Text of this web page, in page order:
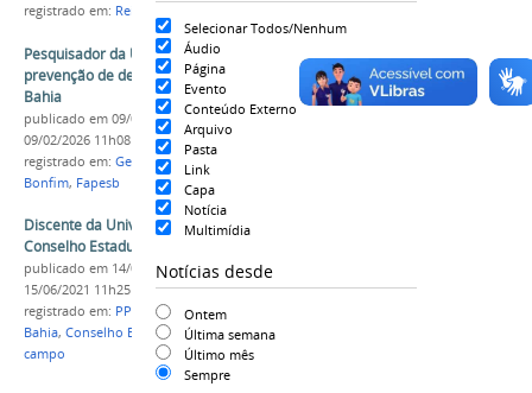
Selecionar Todos/Nenhum
Áudio
Página
Evento
Conteúdo Externo
Arquivo
Pasta
Link
Capa
Notícia
Multimídia
Notícias desde
Ontem
Última semana
Último mês
Sempre
registrado em: Reitoria
Pesquisador da Univasf desenvolve estudo para
prevenção de deslizamentos e inundações na
Bahia
publicado em 09/02/2026 —última modificação
09/02/2026 11h08
registrado em: Geologia, Pesquisa
Bonfim, Fapesb
Discente da Univasf é nomeado membro do
Conselho Estadual de Educação da Bahia
publicado em 14/06/2021—última modificação
15/06/2021 11h25
registrado em: PPGADT, PPGExR,
Bahia, Conselho Estadual ,Educação,Educação do
campo